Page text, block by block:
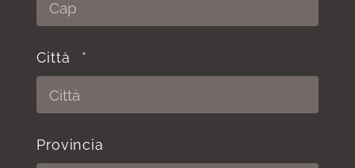
Città
Provincia